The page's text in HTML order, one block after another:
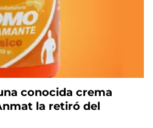
conocida crema
la retiró del